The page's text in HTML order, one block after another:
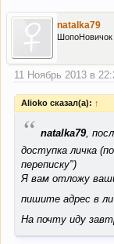
natalka79
ШопоНовичок
11 Ноябрь 2013 в
Alioko сказал(а): ↑
“ natalka79,
доступка личка
переписку")
Я вам отложу
пишите адрес в
На почту иду